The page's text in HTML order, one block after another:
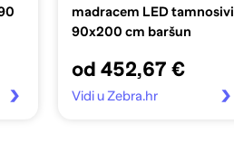
madracem LED tamnosivi
90x200 cm baršun
od 452,67 €
Vidi u Zebra.hr